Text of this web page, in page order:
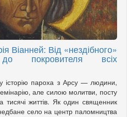
Віанней: Від «нездібного»
до покровителя всіх
історію пароха з Арсу — людини,
але силою молитви, посту
тисячі життів. Як один священник
село на центр паломництва